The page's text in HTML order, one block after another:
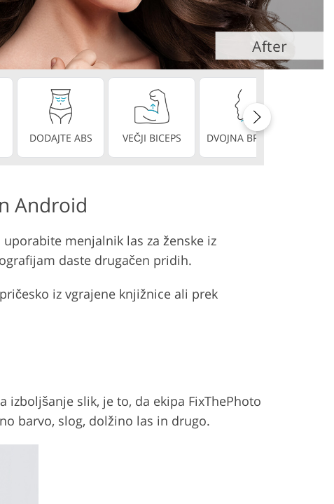
DODAJTE ABS VEČJI BICEPS DVOJNA BRADA
Android
menjalnik las za ženske iz
daste drugačen pridih.
iz vgrajene knjižnice ali prek
slik, je to, da ekipa FixThePhoto
barvo, slog, dolžino las in drugo.